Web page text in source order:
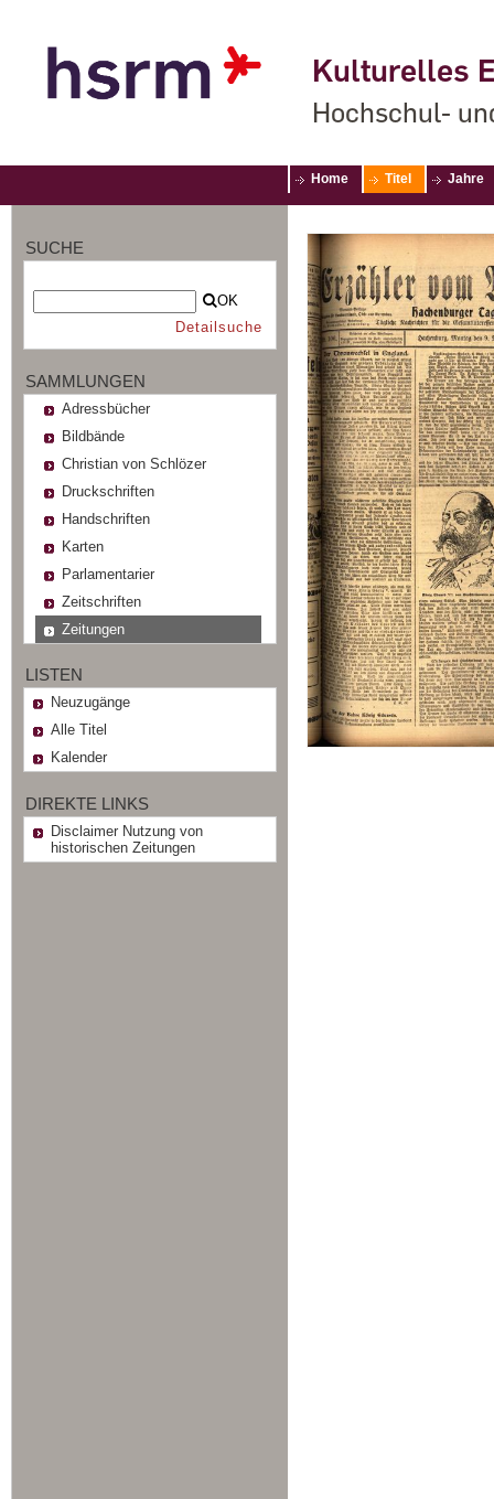
Kulturelles
Hochschul-
Home Titel Jahre
SUCHE
OK
Detailsuche
SAMMLUNGEN
Adressbücher
Bildbände
Christian von Schlözer
Druckschriften
Handschriften
Karten
Parlamentarier
Zeitschriften
Zeitungen
LISTEN
Neuzugänge
Alle Titel
Kalender
DIREKTE LINKS
Disclaimer Nutzung von
historischen Zeitungen